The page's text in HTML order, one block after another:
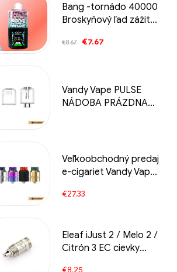
Bang -tornádo 40000
Broskyňový ľad zážitok
pary
€8.67 €7.67
Vandy Vape PULSE
NÁDOBA PRÁZDNA
Veľkoobchodný predaj
e-cigariet Vandy Vape
vlastného výberu
€27.33
Eleaf iJust 2 / Melo 2 /
Citrón 3 EC cievky
€8.25